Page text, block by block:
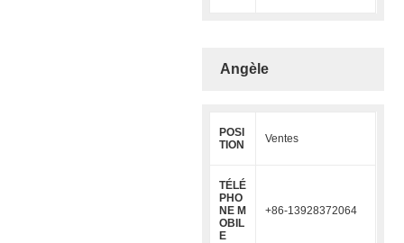
Angèle
POSI
TION
Ventes
TÉLÉ
PHO
NE M
OBIL
E
+86-13928372064